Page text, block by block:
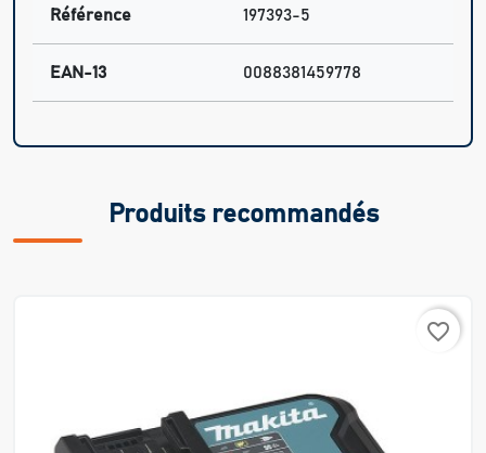
Référence 197393-5
EAN-13 0088381459778
Produits recommandés
favorite_border